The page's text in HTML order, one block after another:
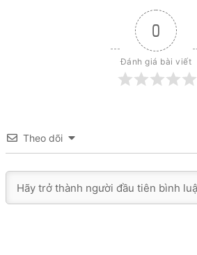
0
Đánh giá bài viết
Theo dõi